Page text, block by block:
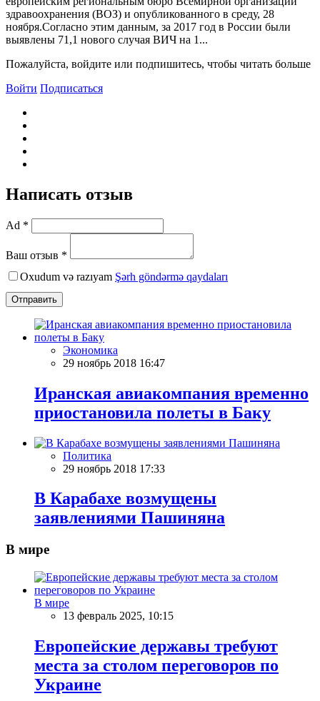
здравоохранения (BОЗ) и опубликованного в среду, 28
ноября.Согласно этим данным, за 2017 год в России были
выявлены 71,1 нового случая BИЧ на 1...
Пожалуйста, войдите или подпишитесь, чтобы читать больше
Войти Подписаться
Написать отзыв
Ad *
Ваш отзыв *
Oxudum və razıyam Şərh göndərmə qaydaları
Отправить
Экономика
29 ноябрь 2018 16:47
Иранская авиакомпания временно
приостановила полеты в Баку
Политика
29 ноябрь 2018 17:33
В Карабахе возмущены
заявлениями Пашиняна
В мире
В мире
13 февраль 2025, 10:15
Европейские державы требуют
места за столом переговоров по
Украине